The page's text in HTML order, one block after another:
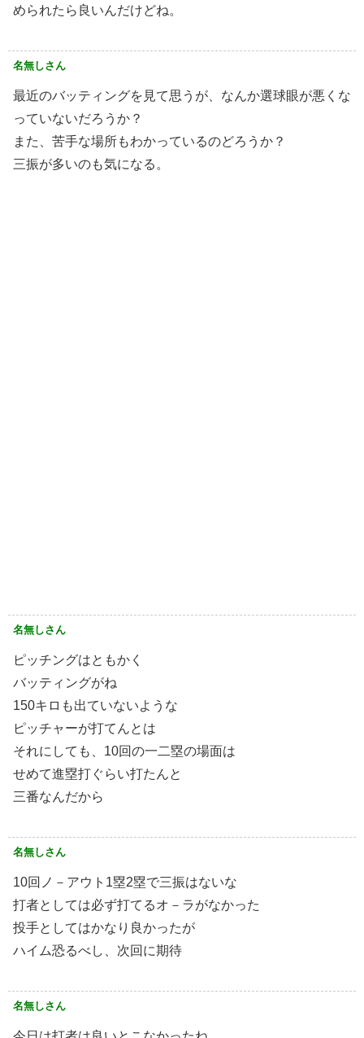
められたら良いんだけどね。
名無しさん
最近のバッティングを見て思うが、なんか選球眼が悪くな
っていないだろうか？
また、苦手な場所もわかっているのどろうか？
三振が多いのも気になる。
名無しさん
ピッチングはともかく
バッティングがね
150キロも出ていないような
ピッチャーが打てんとは
それにしても、10回の一二塁の場面は
せめて進塁打ぐらい打たんと
三番なんだから
名無しさん
10回ノ－アウト1塁2塁で三振はないな
打者としては必ず打てるオ－ラがなかった
投手としてはかなり良かったが
ハイム恐るべし、次回に期待
名無しさん